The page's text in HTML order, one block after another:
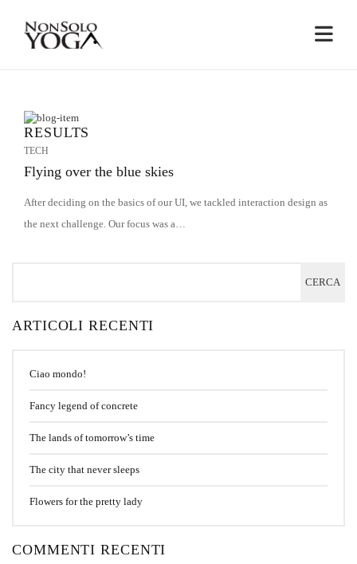
RESULTS
TECH
Flying over the blue skies
After deciding on the basics of our UI, we tackled interaction design as
the next challenge. Our focus was a…
ARTICOLI RECENTI
Ciao mondo!
Fancy legend of concrete
The lands of tomorrow’s time
The city that never sleeps
Flowers for the pretty lady
COMMENTI RECENTI